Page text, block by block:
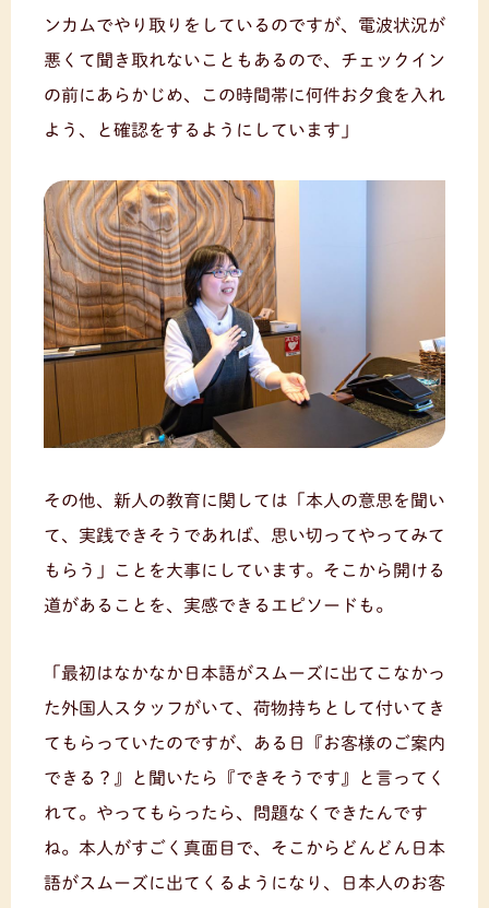
ンカムでやり取りをしているのですが、電波状況が
悪くて聞き取れないこともあるので、チェックイン
の前にあらかじめ、この時間帯に何件お夕食を入れ
よう、と確認をするようにしています」
その他、新人の教育に関しては「本人の意思を聞い
て、実践できそうであれば、思い切ってやってみて
もらう」ことを大事にしています。そこから開ける
道があることを、実感できるエピソードも。
「最初はなかなか日本語がスムーズに出てこなかっ
た外国人スタッフがいて、荷物持ちとして付いてき
てもらっていたのですが、ある日『お客様のご案内
できる？』と聞いたら『できそうです』と言ってく
れて。やってもらったら、問題なくできたんです
ね。本人がすごく真面目で、そこからどんどん日本
語がスムーズに出てくるようになり、日本人のお客